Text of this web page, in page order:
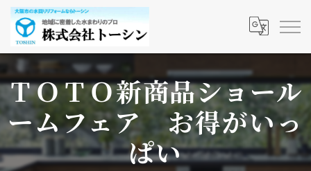
ＴＯＴＯ新商品ショール
ームフェア お得がいっ
ぱい